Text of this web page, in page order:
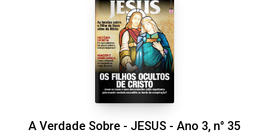
A Verdade Sobre - JESUS - Ano 3, n° 35